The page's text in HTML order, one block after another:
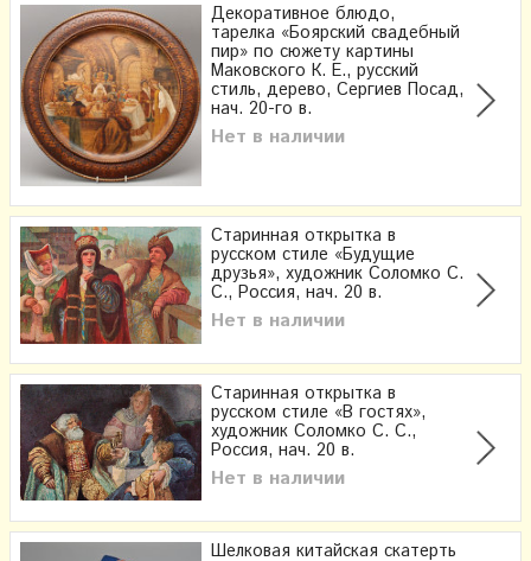
Декоративное блюдо,
тарелка «Боярский свадебный
пир» по сюжету картины
Маковского К. Е., русский
стиль, дерево, Сергиев Посад,
нач. 20-го в.
Нет в наличии
Старинная открытка в
русском стиле «Будущие
друзья», художник Соломко С.
С., Россия, нач. 20 в.
Нет в наличии
Старинная открытка в
русском стиле «В гостях»,
художник Соломко С. С.,
Россия, нач. 20 в.
Нет в наличии
Шелковая китайская скатерть